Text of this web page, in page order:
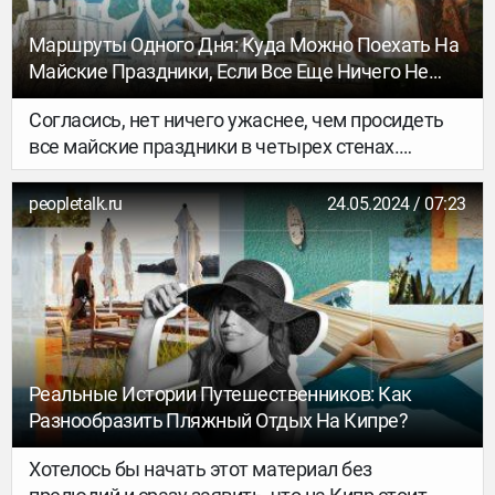
Маршруты Одного Дня: Куда Можно Поехать На
Майские Праздники, Если Все Еще Ничего Не
Запланировал
Согласись, нет ничего ужаснее, чем просидеть
все майские праздники в четырех стенах.
Прогулки в городе – тоже не то. Все-таки, если
погода позволяет, лучше всего уезжать на
природу. Ведь не для того мы пережили зиму и
межсезонье, чтобы в первые теплые выходные
лишить себя возможности провести их на
свежем воздухе.
peopletalk.ru 24.05.2024 / 07:23
Реальные Истории Путешественников: Как
Разнообразить Пляжный Отдых На Кипре?
Хотелось бы начать этот материал без